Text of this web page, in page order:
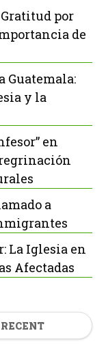
por
de
Guatemala:
y la
en
a
La Iglesia en
Afectadas
RECENT